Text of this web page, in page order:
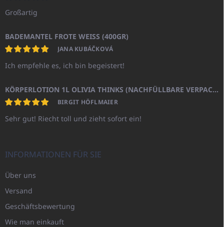
Großartig
BADEMANTEL FROTE WEISS (400GR)
JANA KUBÁČKOVÁ
Ich empfehle es, ich bin begeistert!
KÖRPERLOTION 1L OLIVIA THINKS (NACHFÜLLBARE VERPACKUNG)
BIRGIT HÖFLMAIER
Sehr gut! Riecht toll und zieht sofort ein!
INFORMATIONEN FÜR SIE
Über uns
Versand
Geschäftsbewertung
Wie man einkauft